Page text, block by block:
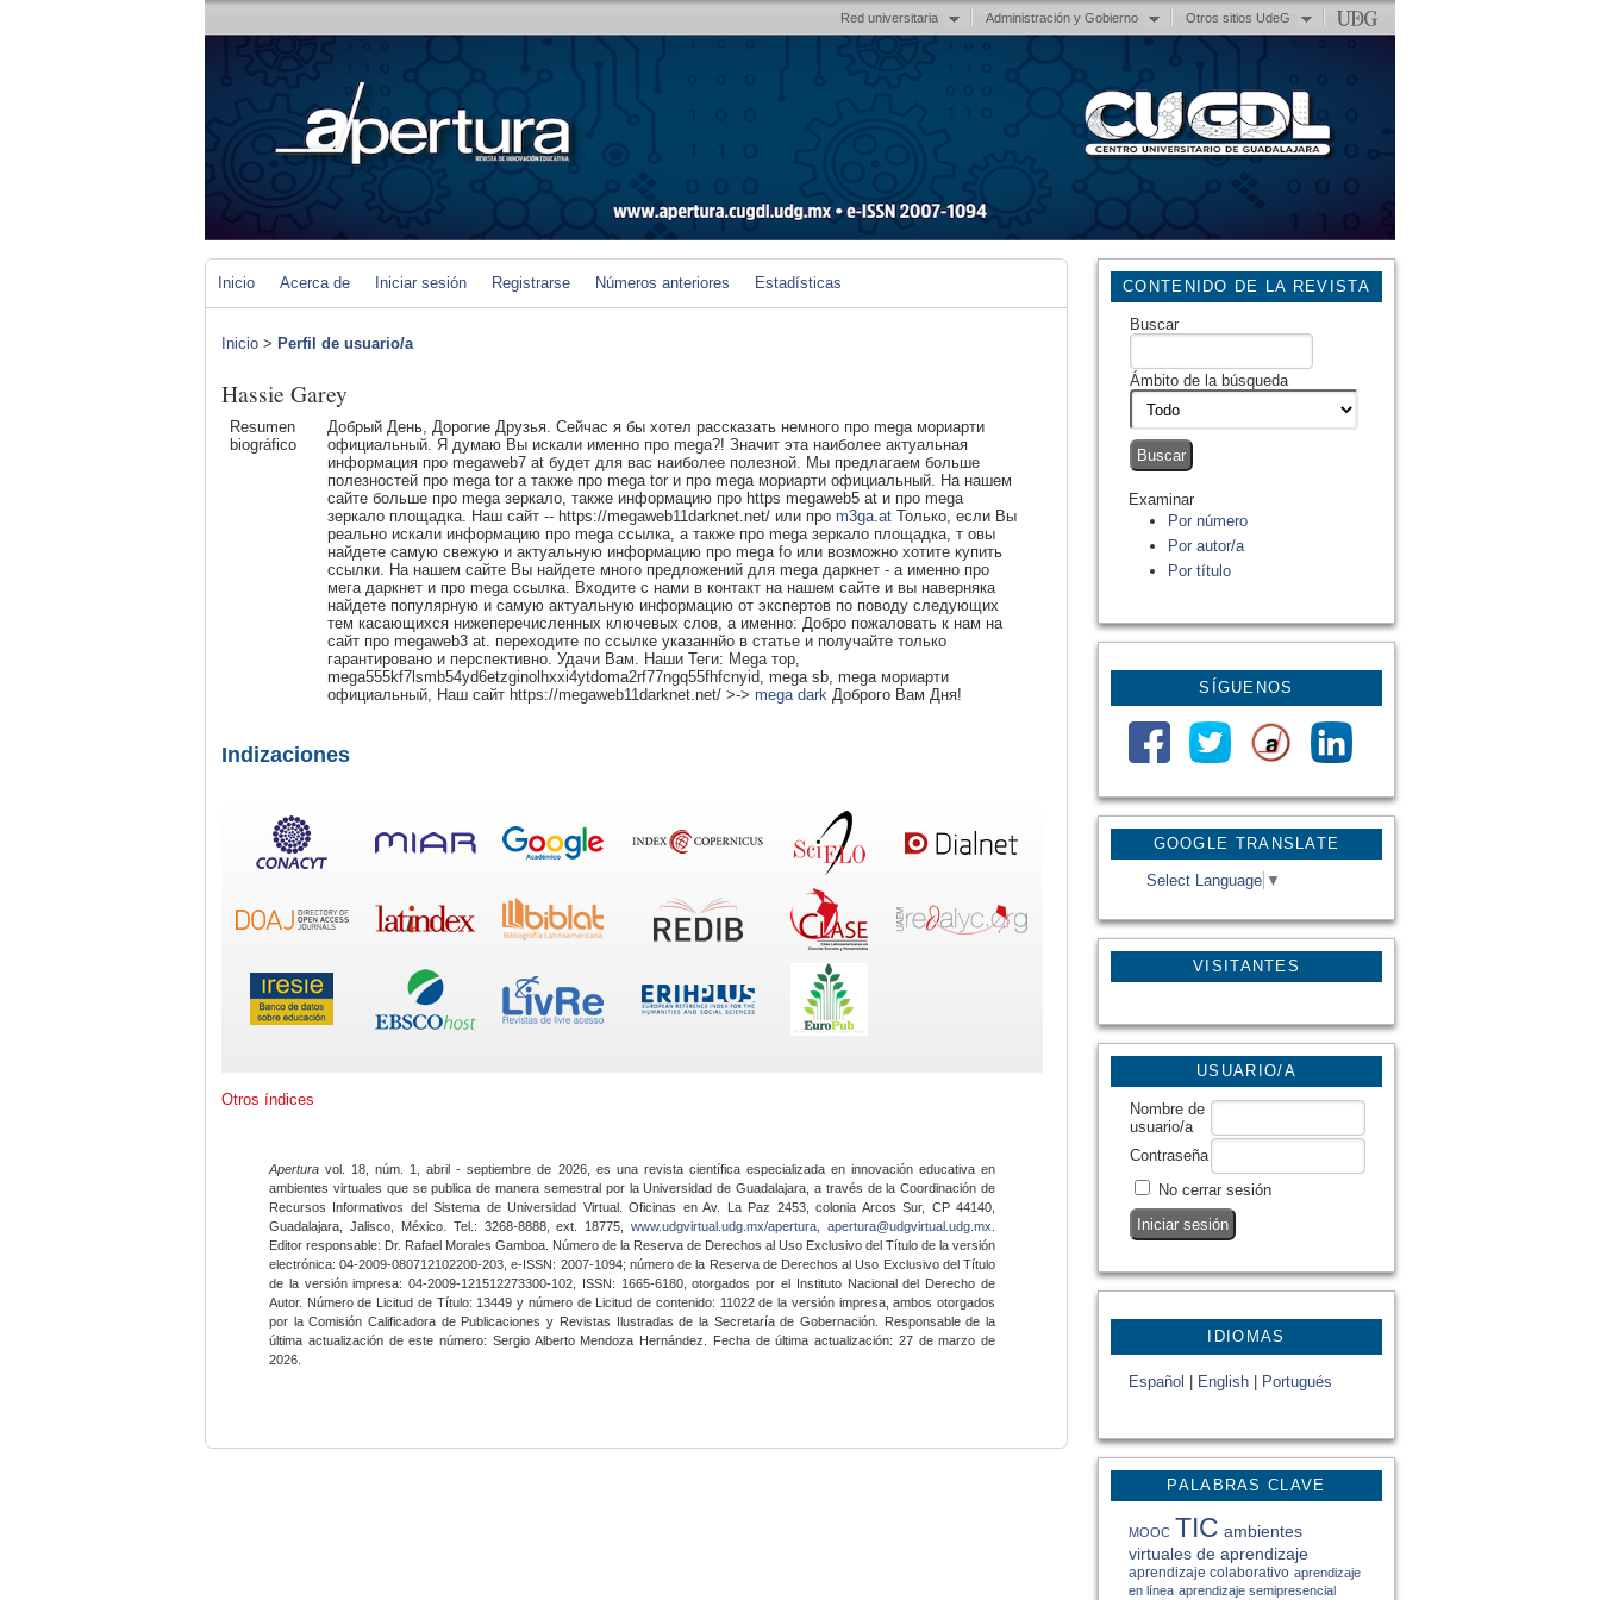
Red universitaria Administración y Gobierno Otros sitios UdeG
GOOGLE TRANSLATE
Select Language ▼
VISITANTES
CONTENIDO DE LA REVISTA
Buscar
Ámbito de la búsqueda
Examinar
Por número
Por autor/a
Por título
SÍGUENOS
USUARIO/A
Nombre de
usuario/a
Contraseña
No cerrar sesión
IDIOMAS
Español English Portugués
PALABRAS CLAVE
MOOC TIC ambientes
virtuales de aprendizaje
aprendizaje colaborativo aprendizaje
en línea aprendizaje semipresencial
Inicio Acerca de Iniciar sesión Registrarse Números anteriores Estadísticas
Inicio > Perfil de usuario/a
Hassie Garey
Resumen
biográfico
Добрый День, Дорогие Друзья. Сейчас я бы хотел рассказать немного про mega мориарти
официальный. Я думаю Вы искали именно про mega?! Значит эта наиболее актуальная
информация про megaweb7 at будет для вас наиболее полезной. Мы предлагаем больше
полезностей про mega tor а также про mega tor и про mega мориарти официальный. На нашем
сайте больше про mega зеркало, также информацию про https megaweb5 at и про mega
зеркало площадка. Наш сайт -- https://megaweb11darknet.net/ или про m3ga.atТолько, если Вы
реально искали информацию про mega ссылка, а также про mega зеркало площадка, т овы
найдете самую свежую и актуальную информацию про mega fo или возможно хотите купить
ссылки. На нашем сайте Вы найдете много предложений для mega даркнет - а именно про
мега даркнет и про mega ссылка. Входите с нами в контакт на нашем сайте и вы наверняка
найдете популярную и самую актуальную информацию от экспертов по поводу следующих
тем касающихся нижеперечисленных ключевых слов, а именно: Добро пожаловать к нам на
сайт про megaweb3 at. переходите по ссылке указаннйо в статье и получайте только
гарантировано и перспективно. Удачи Вам. Наши Теги: Mega тор,
mega555kf7lsmb54yd6etzginolhxxi4ytdoma2rf77ngq55fhfcnyid, mega sb, mega мориарти
официальный, Наш сайт https://megaweb11darknet.net/ >-> mega darkДоброго Вам Дня!
Indizaciones
Otros índices
Apertura vol. 18, núm. 1, abril - septiembre de 2026, es una revista científica especializada en innovación educativa en
ambientes virtuales que se publica de manera semestral por la Universidad de Guadalajara, a través de la Coordinación de
Recursos Informativos del Sistema de Universidad Virtual. Oficinas en Av. La Paz 2453, colonia Arcos Sur, CP 44140,
Guadalajara, Jalisco, México. Tel.: 3268-8888, ext. 18775,www.udgvirtual.udg.mx/apertura apertura@udgvirtual.udg.mx
Editor responsable: Dr. Rafael Morales Gamboa. Número de la Reserva de Derechos al Uso Exclusivo del Título de la versión
electrónica: 04-2009-080712102200-203, e-ISSN: 2007-1094; número de la Reserva de Derechos al Uso Exclusivo del Título
de la versión impresa: 04-2009-121512273300-102, ISSN: 1665-6180, otorgados por el Instituto Nacional del Derecho de
Autor. Número de Licitud de Título: 13449 y número de Licitud de contenido: 11022 de la versión impresa, ambos otorgados
por la Comisión Calificadora de Publicaciones y Revistas Ilustradas de la Secretaría de Gobernación. Responsable de la
última actualización de este número: Sergio Alberto Mendoza Hernández. Fecha de última actualización: 27 de marzo de
2026.